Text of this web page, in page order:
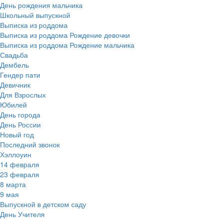
День рождения мальчика
Школьный выпускной
Выписка из роддома
Выписка из роддома Рождение девочки
Выписка из роддома Рождение мальчика
Свадьба
Дембель
Гендер пати
Девичник
Для Взрослых
Юбилей
День города
День России
Новый год
Последний звонок
Хэллоуин
14 февраля
23 февраля
8 марта
9 мая
Выпускной в детском саду
День Учителя